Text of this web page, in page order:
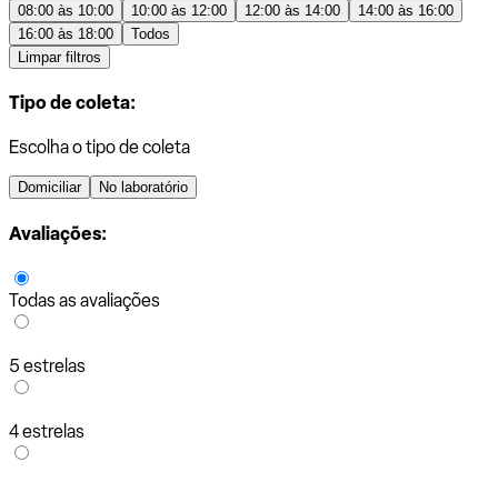
08:00 às 10:00 10:00 às 12:00 12:00 às 14:00
14:00 às 16:00
16:00 às 18:00
Todos
Limpar filtros
Tipo de coleta:
Escolha o tipo de coleta
Domiciliar No laboratório
Avaliações:
Todas as avaliações
5 estrelas
4 estrelas